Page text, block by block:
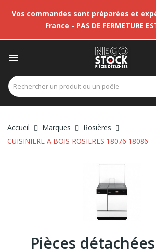
Vos commandes sont préparées et
France - PAS DE FERMETURE

Accueil Marques
Rosières
CUISINIERE A BOIS ROSIERES 18076 18086
Pièces